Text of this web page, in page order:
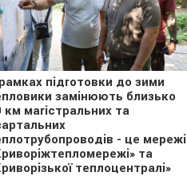
підготовки до зими
замінюють близько
км магістральних та
- це мережі
та
теплоцентралі»